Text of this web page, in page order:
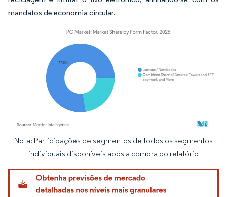
mandatos de economia circular.
Imagem © Mordor Intelligence. O reuso requer atribuição conforme CC BY 4.0.
Nota: Participações de segmentos de todos os segmentos
individuais disponíveis após a compra do relatório